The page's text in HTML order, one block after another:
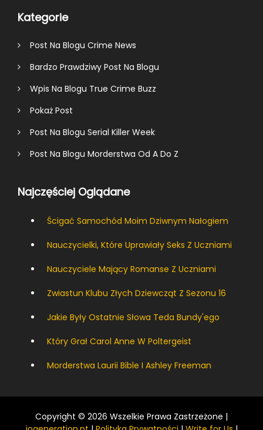
Kategorie
Post Na Blogu Crime News
Bardzo Prawdziwy Post Na Blogu
Wpis Na Blogu True Crime Buzz
Pokaż Post
Post Na Blogu Serial Killer Week
Post Na Blogu Morderstwa Od A Do Z
Najczęściej Oglądane
Ścigać Samochód Moim Dziwnym Nałogiem
Nauczycielki, Które Uprawiały Seks Z Uczniami
Nauczyciele Mający Romanse Z Uczniami
Zwiastun Klubu Złych Dziewcząt Z Sezonu 16
Jakie Były Ostatnie Słowa Teda Bundy'ego
Który Grał Carol Anne W Poltergeist
Morderstwa Laurii Bible I Ashley Freeman
Copyright © 2026 Wszelkie Prawa Zastrzeżone |